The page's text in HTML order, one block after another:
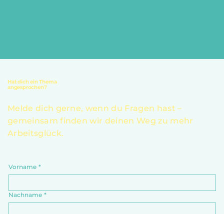
Hat dich ein Thema
angesprochen?
Melde dich gerne, wenn du Fragen hast –
gemeinsam finden wir deinen Weg zu mehr
Arbeitsglück.
Vorname *
Nachname *